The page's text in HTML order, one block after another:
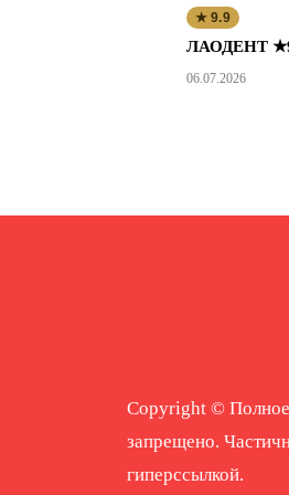
★ 9.9
ЛАОДЕНТ
06.07.2026
Copyright © Полное
запрещено.
гиперссылкой.